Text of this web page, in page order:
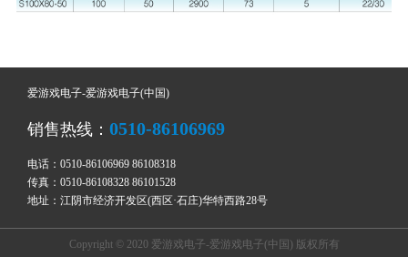
爱游戏电子-爱游戏电子(中国)
销售热线：0510-86106969
电话：0510-86106969 86108318
传真：0510-86108328 86101528
地址：江阴市经济开发区(西区·石庄)华特西路28号
Copyright © 2020 爱游戏电子-爱游戏电子(中国) 版权所有